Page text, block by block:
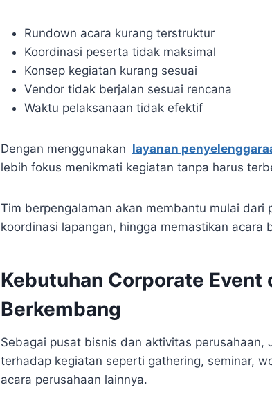
Rundown acara kurang terstruktur
Koordinasi peserta tidak maksimal
Konsep kegiatan kurang sesuai
Vendor tidak berjalan sesuai rencana
Waktu pelaksanaan tidak efektif
Dengan menggunakan layanan
lebih fokus menikmati kegiatan tanpa harus
Tim berpengalaman akan membantu mulai dari
koordinasi lapangan, hingga memastikan acara
Kebutuhan Corporate Event
Berkembang
Sebagai pusat bisnis dan aktivitas perusahaan,
terhadap kegiatan seperti gathering, seminar,
acara perusahaan lainnya.